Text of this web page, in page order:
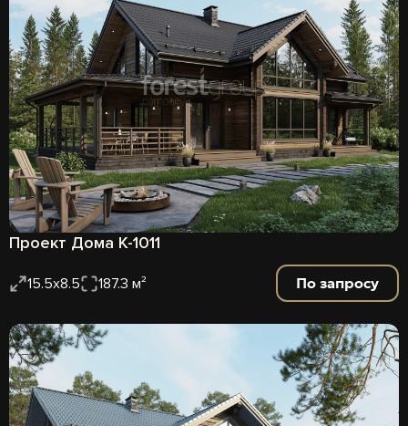
Проект Дома К-1011
15.5x8.5 187.3 м² По запросу